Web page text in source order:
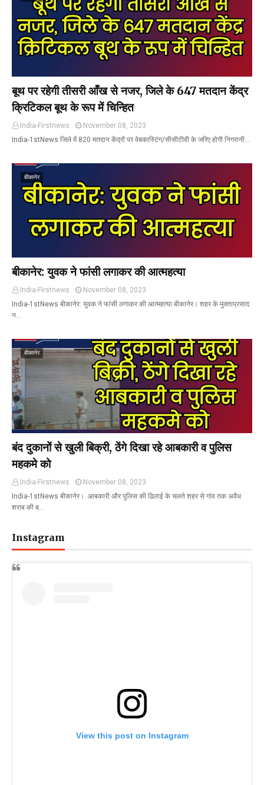
बूथ पर रहेगी तीसरी आँख से नजर, जिले के 647 मतदान केंद्र
क्रिटिकल बूथ के रूप में चिन्हित
India-Firstnews
November 08, 2023
India-1stNews जिले में 820 मतदान केंद्रों पर वेबकास्टिंग/सीसीटीवी के जरिए होगी निगरानी…
बीकानेर
बीकानेर: युवक ने फांसी लगाकर की आत्महत्या
India-Firstnews
November 08, 2023
India-1stNews बीकानेर: युवक ने फांसी लगाकर की आत्महत्या बीकानेर। शहर के मुक्ताप्रसाद
न…
बीकानेर
बंद दुकानों से खुली बिक्री, ठेंगे दिखा रहे आबकारी व पुलिस
महकमे को
India-Firstnews
November 08, 2023
India-1stNews बीकानेर। आबकारी और पुलिस की ढिलाई के चलते शहर से गांव तक अवैध
शराब की ब…
Instagram
View this post on Instagram